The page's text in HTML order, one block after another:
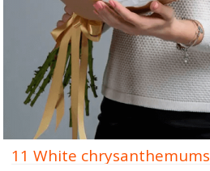
11 White chrysanthemums